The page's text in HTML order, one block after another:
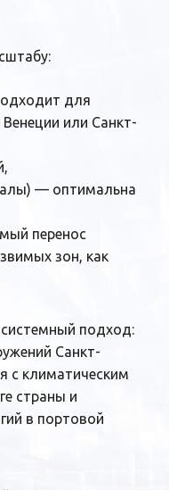
для
или Санкт-
— оптимальна
перенос
зон, как
подход:
Санкт-
с климатическим
страны и
в портовой